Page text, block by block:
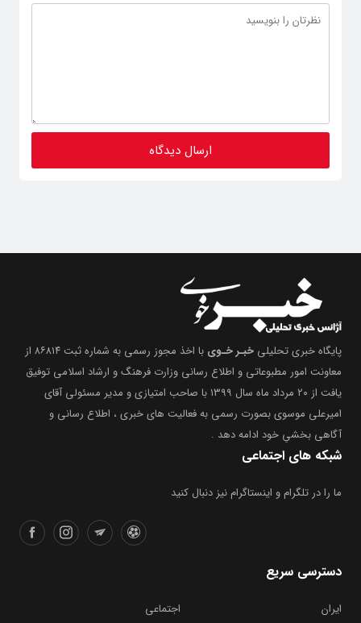
پایگاه خبری تحلیلی خبـر خـوی
با اخذ مجوز رسمی به شماره ثبت ۸۶۸۱۴ از
معاونت امور مطبوعاتی و اطلاع رسانی وزارت فرهنگ و ارشاد اسلامی توفیق
یافت از ۲۰ مرداد ماه سال ۱۳۹۹ با صاحب امتیازی و مدیر مسئولی آقای
امیرعلی موسوی بصورت رسمی به فعالیت های خبری ، اطلاع رسانی و
آگاهی بخشیِ خود ادامه دهد .
شبکه های اجتماعی
ما را در تلگرام و اینستاگرام نیز دنبال کنید
دسترسی سریع
ایران
اجتماعی